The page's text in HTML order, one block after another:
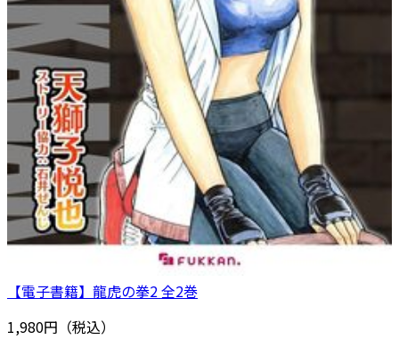
【電子書籍】龍虎の拳2 全2巻
1,980円（税込）